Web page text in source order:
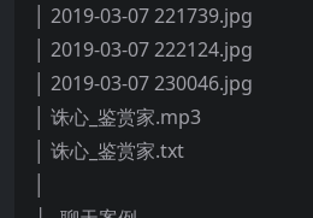
│ 2019-03-07 221739.jpg
│ 2019-03-07 222124.jpg
│ 2019-03-07 230046.jpg
│ 诛心_鉴赏家.mp3
│ 诛心_鉴赏家.txt